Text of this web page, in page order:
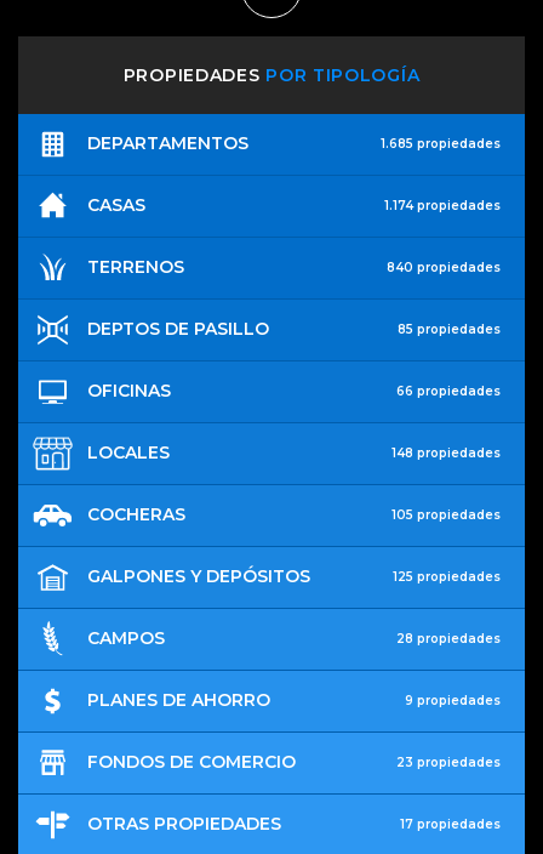
PROPIEDADES POR TIPOLOGÍA
DEPARTAMENTOS 1.685 propiedades
CASAS 1.174 propiedades
TERRENOS 840 propiedades
DEPTOS DE PASILLO 85 propiedades
OFICINAS 66 propiedades
LOCALES 148 propiedades
COCHERAS 105 propiedades
GALPONES Y DEPÓSITOS 125 propiedades
CAMPOS 28 propiedades
PLANES DE AHORRO 9 propiedades
FONDOS DE COMERCIO 23 propiedades
OTRAS PROPIEDADES 17 propiedades